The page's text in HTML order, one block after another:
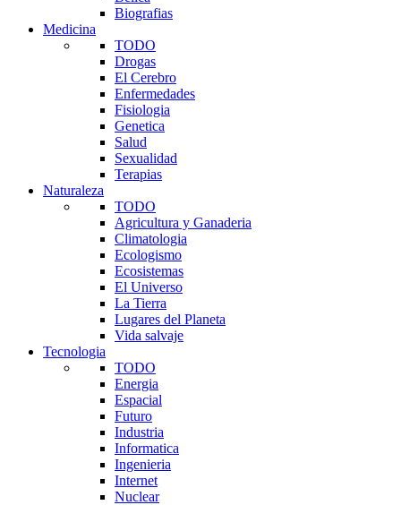
Biografias
Medicina
TODO
Drogas
El Cerebro
Enfermedades
Fisiologia
Genetica
Salud
Sexualidad
Terapias
Naturaleza
TODO
Agricultura y Ganaderia
Climatologia
Ecologismo
Ecosistemas
El Universo
La Tierra
Lugares del Planeta
Vida salvaje
Tecnologia
TODO
Energia
Espacial
Futuro
Industria
Informatica
Ingenieria
Internet
Nuclear